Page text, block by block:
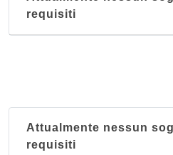
requisiti
Attualmente nessun
requisiti